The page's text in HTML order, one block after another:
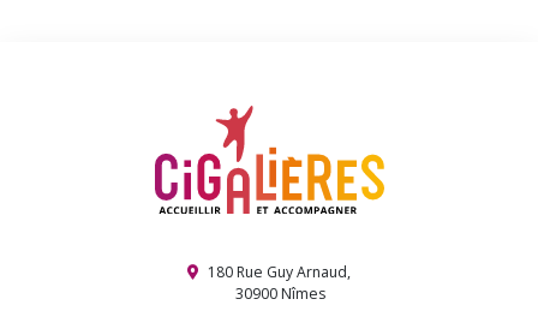
180 Rue Guy Arnaud,
30900 Nîmes